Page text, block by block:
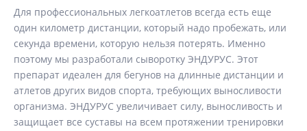
Для профессиональных легкоатлетов всегда есть еще
один километр дистанции, который надо пробежать, или
секунда времени, которую нельзя потерять. Именно
поэтому мы разработали сыворотку ЭНДУРУС. Этот
препарат идеален для бегунов на длинные дистанции и
атлетов других видов спорта, требующих выносливости
организма. ЭНДУРУС увеличивает силу, выносливость и